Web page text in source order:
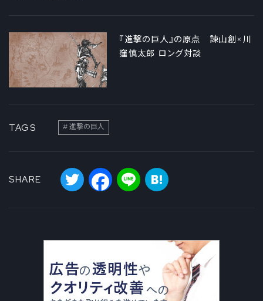
『進撃の巨人』の原点 諫山創×川
窪慎太郎 ロング対談
TAGS 進撃の巨人
SHARE
Twitter Facebook
Line